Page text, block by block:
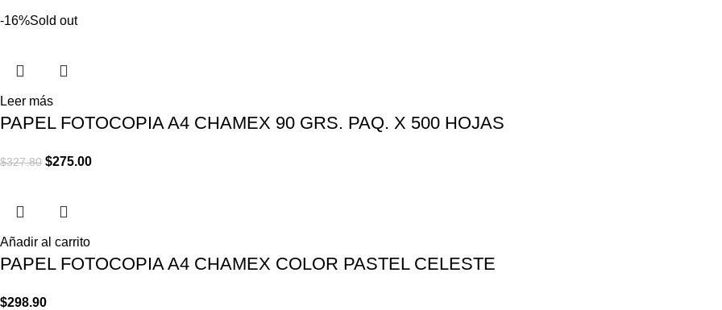
-16%Sold out
Leer más
PAPEL FOTOCOPIA A4 CHAMEX 90 GRS. PAQ. X 500 HOJAS
$327.80 $275.00
Añadir al carrito
PAPEL FOTOCOPIA A4 CHAMEX COLOR PASTEL CELESTE
$298.90